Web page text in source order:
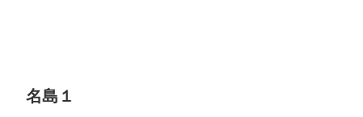
名島１